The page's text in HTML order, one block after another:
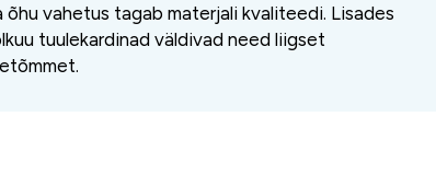
õhu vahetus tagab materjali kvaliteedi. Lisades
tuulekardinad väldivad need liigset